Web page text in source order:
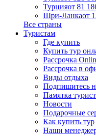
Турцияот 81
Шри-Ланкаот
Все страны
Туристам
Где купить
Купить тур
Рассрочка
Рассрочка в
Виды отдыха
Подпишитесь
Памятка
Новости
Подарочные
Как купить тур
Наши